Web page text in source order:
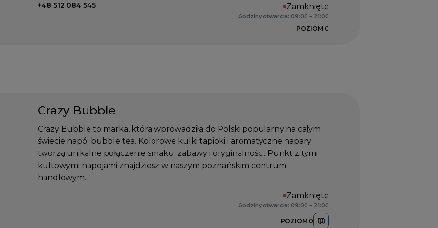
Telefon kontaktowy:
+48 512 084 545 Zamknięte
Godziny otwarcia: 09:00 – 21:00
POZIOM 0
Crazy Bubble
Crazy Bubble to marka, która wprowadziła do Polski popularny na całym
świecie napój bubble tea. Kolorowe kulki tapioki i aromatyczne napary
tworzą unikalne połączenie smaku, zabawy i oryginalności. Punkt z tymi
kultowymi napojami znajdziesz w naszym poznańskim centrum
handlowym.
Zamknięte
Godziny otwarcia: 09:00 – 21:00
POZIOM 0